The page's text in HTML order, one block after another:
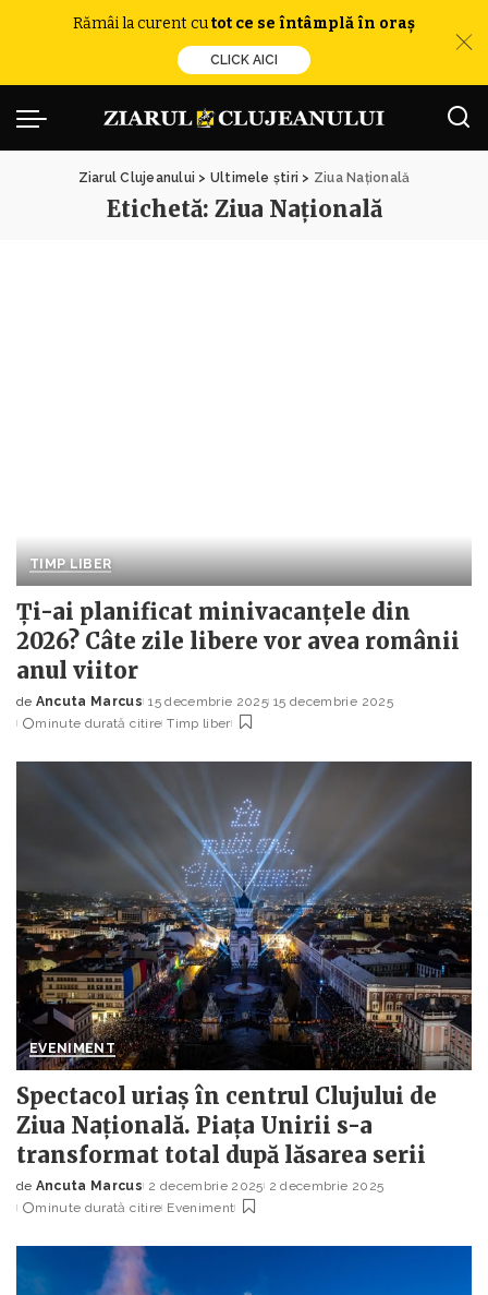
Rămâi la curent cutot ce se întâmplă în oraș
CLICK AICI
Ziarul Clujeanului > Ultimele știri > Ziua Naţională
Etichetă: Ziua Naţională
TIMP LIBER
Ți-ai planificat minivacanțele din
2026? Câte zile libere vor avea românii
anul viitor
Posted
by
de Ancuta Marcus 15 decembrie 2025 15 decembrie 2025
minute durată citire Timp liber
EVENIMENT
Spectacol uriaș în centrul Clujului de
Ziua Națională. Piața Unirii s-a
transformat total după lăsarea serii
Posted
by
de Ancuta Marcus 2 decembrie 2025 2 decembrie 2025
minute durată citire Eveniment